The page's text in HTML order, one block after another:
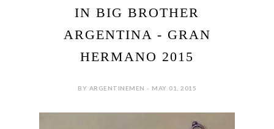
IN BIG BROTHER
ARGENTINA - GRAN
HERMANO 2015
BY ARGENTINEMEN - MAY 01, 2015